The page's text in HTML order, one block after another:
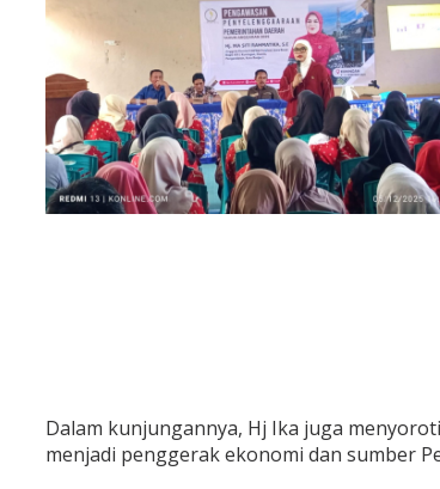
Dalam kunjungannya, Hj Ika juga
menjadi penggerak ekonomi dan sumber